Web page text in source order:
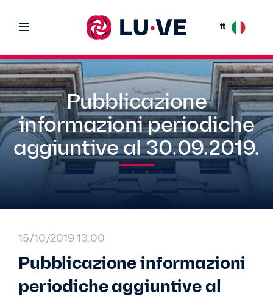
it
Pubblicazione
informazioni periodiche
aggiuntive al 30.09.2019.
15/10/2019 13:00
Pubblicazione informazioni
periodiche aggiuntive al